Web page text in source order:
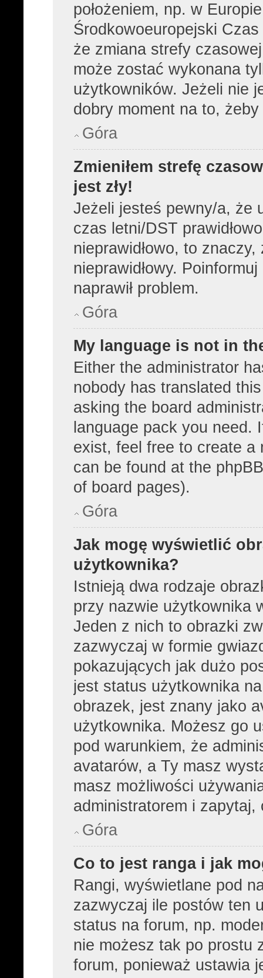
położeniem, np. w
Środkowoeuropejski
że zmiana strefy
może zostać wykonana
użytkowników. Jeżeli nie
dobry moment na to,
Góra
Zmieniłem strefę
jest zły!
Jeżeli jesteś pewny/a, że
czas letni/DST
nieprawidłowo, to
nieprawidłowy.
naprawił problem.
Góra
My language is not in
Either the administrator
nobody has translated
asking the board
language pack you need.
exist, feel free to create a
can be found at the
of board pages).
Góra
Jak mogę wyświetlić
użytkownika?
Istnieją dwa rodzaje
przy nazwie użytkownika
Jeden z nich to obrazki
zazwyczaj w formie
pokazujących jak dużo
jest status użytkownika
obrazek, jest znany jako
użytkownika. Możesz go
pod warunkiem, że
avatarów, a Ty masz
masz możliwości
administratorem i
Góra
Co to jest ranga i jak
Rangi, wyświetlane pod
zazwyczaj ile postów ten
status na forum, np.
nie możesz tak po prostu
forum, ponieważ ustawia